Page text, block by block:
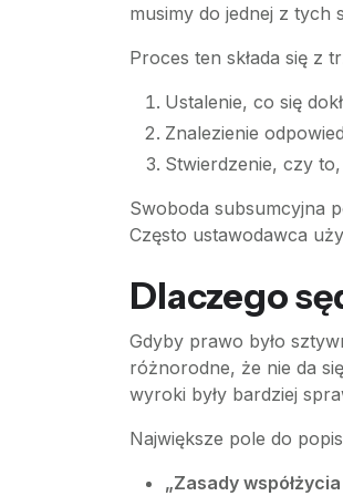
musimy do jednej z tych
Proces ten składa się z
Ustalenie, co się
Znalezienie
Stwierdzenie, czy
Swoboda subsumcyjna
Często ustawodawca
Dlaczego
Gdyby prawo było
różnorodne, że nie da
wyroki były bardziej
Największe pole do
„Zasady